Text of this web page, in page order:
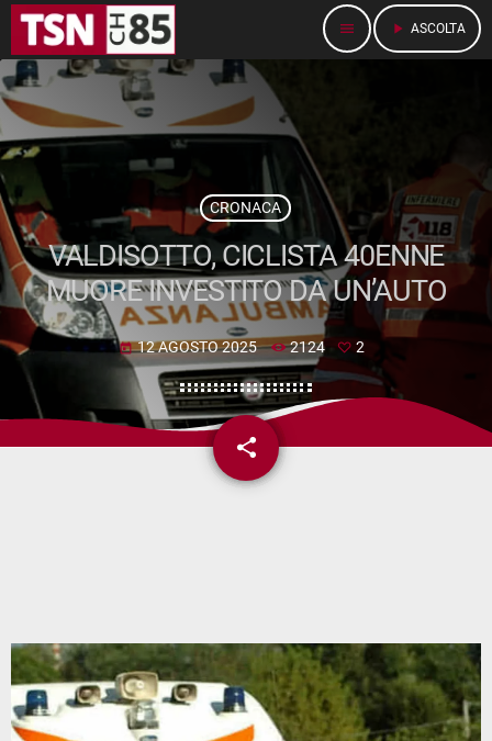
menu play_arrow ASCOLTA
CRONACA
VALDISOTTO, CICLISTA 40ENNE
MUORE INVESTITO DA UN’AUTO
today 12 AGOSTO 2025 2124 2
share
email